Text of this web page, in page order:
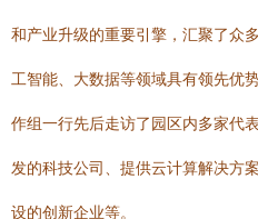
和产业升级的重要引擎，汇聚了众
工智能、大数据等领域具有领先优
作组一行先后走访了园区内多家代
发的科技公司、提供云计算解决方
设的创新企业等。